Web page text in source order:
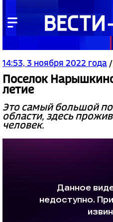
14:53, 3 ноября 2022 года /
Поселок
летие
Это самый большой
области, здесь
человек.